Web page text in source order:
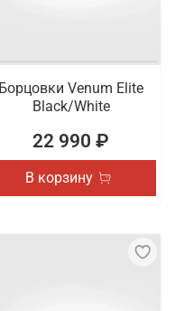
Борцовки Venum Elite
Black/White
22 990 ₽
В корзину